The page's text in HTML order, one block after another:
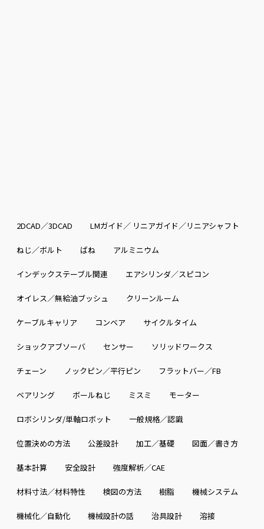
2DCAD／3DCAD LMガイド／ リニアガイド／リニアシャフト
ねじ／ボルト ばね アルミニウム
インデックステーブル関連 エアシリンダ／スピコン
オイレス／無給油ブッシュ クリーンルーム
ケーブルキャリア コンベア サイクルタイム
ショックアブソーバ センサー ソリッドワークス
チェーン ノックピン／平行ピン フラットバー／FB
ベアリング ボールねじ ミスミ モーター
ロボシリンダ/単軸ロボット 一般規格／認識
位置決めの方法 公差設計 加工／基礎 図面／書き方
基本計算 安全設計 強度解析／CAE
材料寸法／材料特性 検図の方法 樹脂 機械システム
機械化／自動化 機械設計の話 治具設計 溶接